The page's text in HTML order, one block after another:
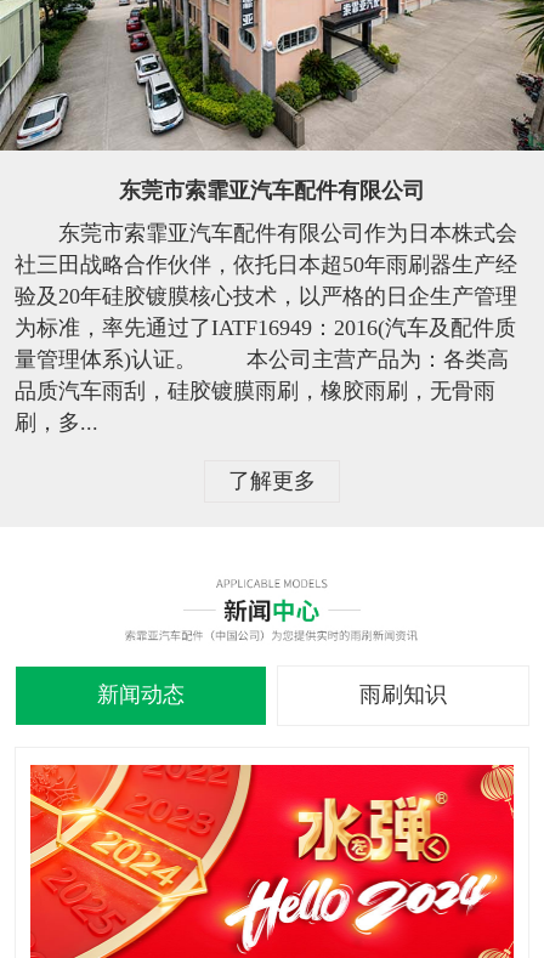
东莞市索霏亚汽车配件有限公司
东莞市索霏亚汽车配件有限公司作为日本株式会
社三田战略合作伙伴，依托日本超50年雨刷器生产经
验及20年硅胶镀膜核心技术，以严格的日企生产管理
为标准，率先通过了IATF16949：2016(汽车及配件质
量管理体系)认证。 本公司主营产品为：各类高
品质汽车雨刮，硅胶镀膜雨刷，橡胶雨刷，无骨雨
刷，多...
了解更多
新闻动态 雨刷知识